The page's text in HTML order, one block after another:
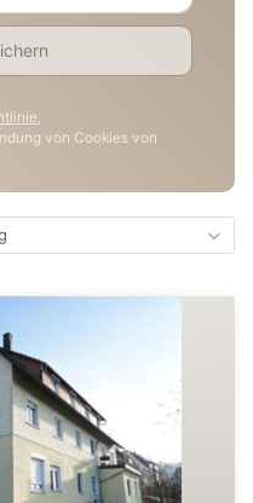
,
von Cookies von